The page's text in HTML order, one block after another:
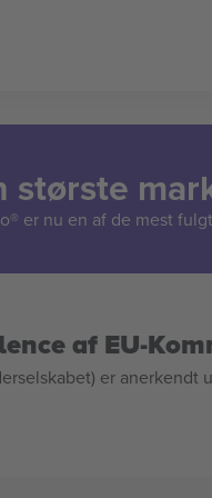
største
er nu en af de mest
af EU-
er